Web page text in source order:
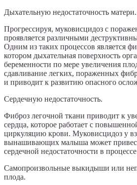
Дыхательную недостаточность матери.
Прогрессируя, муковисцидоз с
проявляется различными
Одним из таких процессов является
котором дыхательная поверхность
беременности по мере увеличения
сдавливание легких, пораженных
и приводит к развитию опасного
Сердечную недостаточность.
Фиброз легочной ткани приводит к
сердца, которое работает с
циркуляцию крови. Муковисцидоз у
вынашивающих малыша может
сердечной недостаточности в
Самопроизвольные выкидыши или
плода.